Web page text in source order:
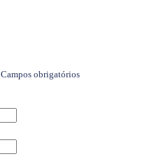
Campos obrigatórios